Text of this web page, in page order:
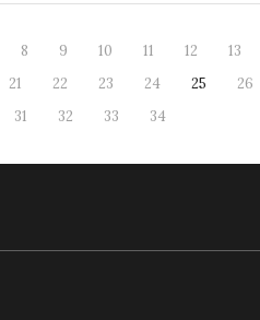
8 9 10 11 12 13
21 22 23 24 25 26
31 32 33 34